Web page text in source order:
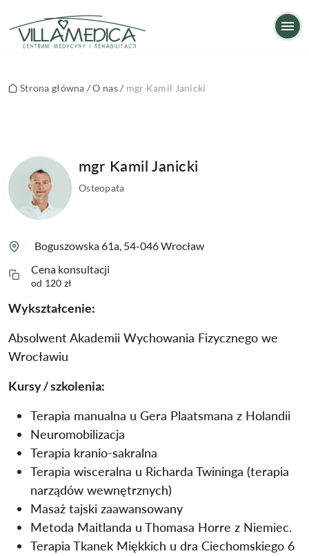
mgr Kamil Janicki
Strona główna /O nas/ mgr Kamil Janicki
mgr Kamil Janicki
Osteopata
Boguszowska 61a, 54-046 Wrocław
Cena konsultacji
od 120 zł
Wykształcenie:
Absolwent Akademii Wychowania Fizycznego we
Wrocławiu
Kursy / szkolenia:
Terapia manualna u Gera Plaatsmana z Holandii
Neuromobilizacja
Terapia kranio-sakralna
Terapia wisceralna u Richarda Twininga (terapia
narządów wewnętrznych)
Masaż tajski zaawansowany
Metoda Maitlanda u Thomasa Horre z Niemiec.
Terapia Tkanek Miękkich u dra Ciechomskiego 6